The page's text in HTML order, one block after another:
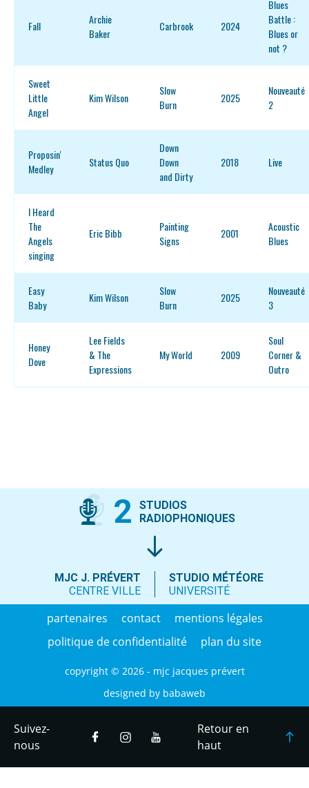
Fall
Archie
Baker
Carbrook 2024
Blues
Battle :
Blues or
not ?
Sweet
Little
Angel
Kim Wilson
Slow
Burn
2025
Nouveauté
2
Proposin'
Medley
Status Quo
Down
Down
and Dirty
2018 Live
I Heard
The
Angels
singing
Eric Bibb
Painting
Signs
2001
Acoustic
Blues
Easy
Baby
Kim Wilson
Slow
Burn
2025
Nouveauté
3
Honey
Dove
Lee Fields
& The
Expressions
My World 2009
Soul
Corner &
Outro
2
STUDIOS
RADIOPHONIQUES
MJC J. PRÉVERT
CENTRE VILLE
STUDIO MÉTÉORE
UNIVERSITÉ
partenaires contact
mentions légales
politique de confidentialité
plan du site
copyright © 2026 - mjc jacques prévert
designed by babaweb
Suivez-
nous
Retour en
haut